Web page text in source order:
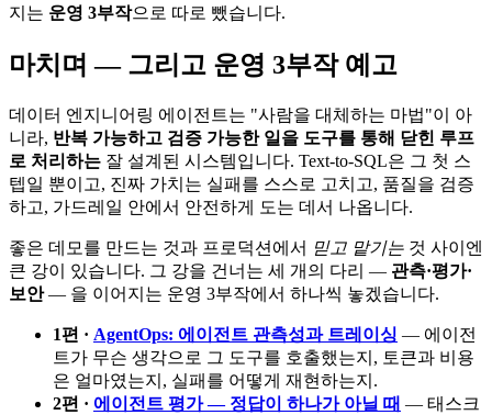
지는 운영 3부작으로 따로 뺐습니다.
마치며 — 그리고 운영 3부작 예고
데이터 엔지니어링 에이전트는 "사람을 대체하는 마법"이 아
니라, 반복 가능하고 검증 가능한 일을 도구를 통해 닫힌 루프
로 처리하는 잘 설계된 시스템입니다. Text-to-SQL은 그 첫 스
텝일 뿐이고, 진짜 가치는 실패를 스스로 고치고, 품질을 검증
하고, 가드레일 안에서 안전하게 도는 데서 나옵니다.
좋은 데모를 만드는 것과 프로덕션에서 믿고 맡기는 것 사이엔
큰 강이 있습니다. 그 강을 건너는 세 개의 다리 — 관측·평가·
보안— 을 이어지는 운영 3부작에서 하나씩 놓겠습니다.
1편 · AgentOps: 에이전트 관측성과 트레이싱 — 에이전
트가 무슨 생각으로 그 도구를 호출했는지, 토큰과 비용
은 얼마였는지, 실패를 어떻게 재현하는지.
2편 · 에이전트 평가 — 정답이 하나가 아닐 때 — 태스크